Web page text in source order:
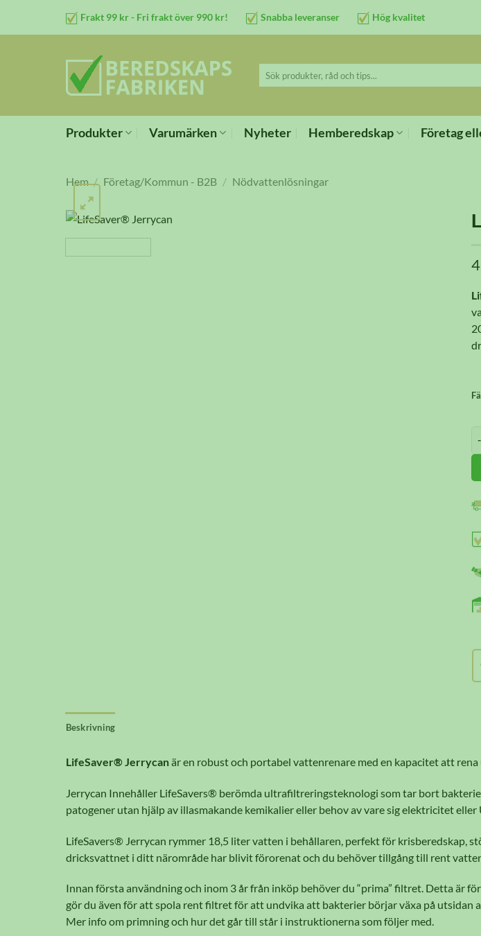
Frakt 99 kr - Fri frakt över 990 kr! Snabba leveranser Hög kvalitet
Sök
efter:
Produkter Varumärken Nyheter Hemberedskap Företag
Hem / Företag/Kommun - B2B / Nödvattenlösningar
Beskrivning
LifeSaver® Jerrycanär en robust och portabel vattenrenare med en kapacitet att
Jerrycan Innehåller LifeSavers® berömda ultrafiltreringsteknologi som tar bort
patogener utan hjälp av illasmakande kemikalier eller behov av vare sig elektricitet eller
LifeSavers® Jerrycan rymmer 18,5 liter vatten i behållaren, perfekt för krisberedskap,
dricksvattnet i ditt närområde har blivit förorenat och du behöver tillgång till rent
Innan första användning och inom 3 år från inköp behöver du “prima” filtret. Detta
gör du även för att spola rent filtret för att undvika att bakterier börjar växa på utsidan
Mer info om primning och hur det går till står i instruktionerna som följer med.